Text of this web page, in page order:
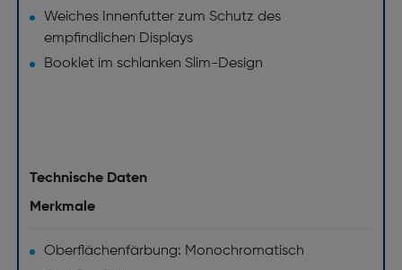
Weiches Innenfutter zum Schutz des
empfindlichen Displays
Booklet im schlanken Slim-Design
Technische Daten
Merkmale
Oberflächenfärbung: Monochromatisch